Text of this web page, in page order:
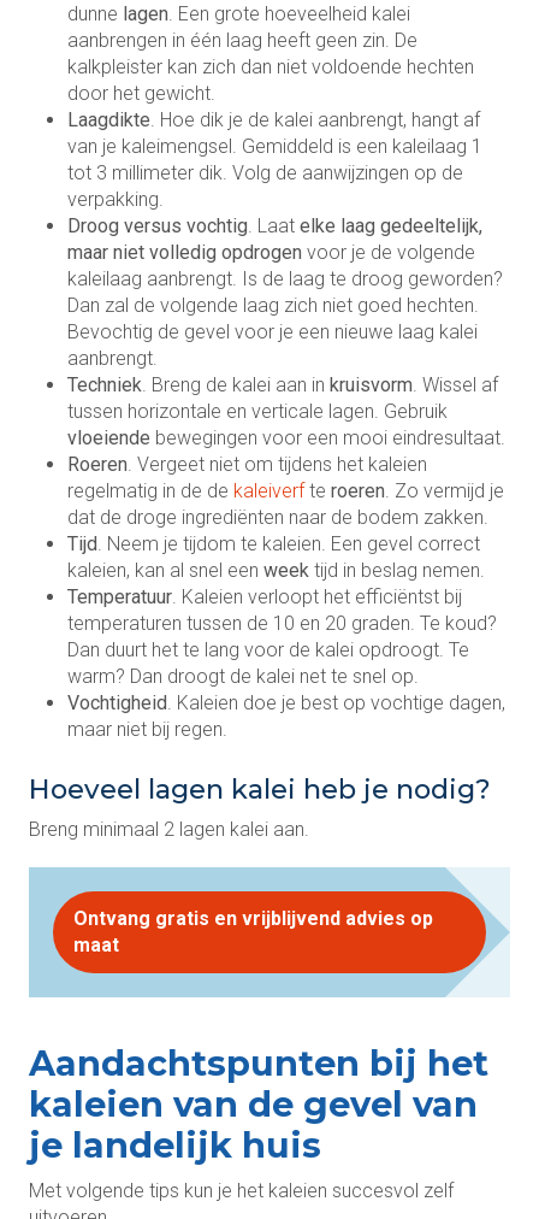
dunne lagen . Een grote hoeveelheid kalei
aanbrengen in één laag heeft geen zin. De
kalkpleister kan zich dan niet voldoende hechten
door het gewicht.
Laagdikte . Hoe dik je de kalei aanbrengt, hangt af
van je kaleimengsel. Gemiddeld is een kaleilaag 1
tot 3 millimeter dik. Volg de aanwijzingen op de
verpakking.
Droog versus vochtig . Laat elke laag gedeeltelijk,
maar niet volledig opdrogen voor je de volgende
kaleilaag aanbrengt. Is de laag te droog geworden?
Dan zal de volgende laag zich niet goed hechten.
Bevochtig de gevel voor je een nieuwe laag kalei
aanbrengt.
Techniek . Breng de kalei aan in kruisvorm . Wissel af
tussen horizontale en verticale lagen. Gebruik
vloeiende bewegingen voor een mooi eindresultaat.
Roeren . Vergeet niet om tijdens het kaleien
regelmatig in de de kaleiverfte roeren . Zo vermijd je
dat de droge ingrediënten naar de bodem zakken.
Tijd . Neem je tijdom te kaleien. Een gevel correct
kaleien, kan al snel een week tijd in beslag nemen.
Temperatuur . Kaleien verloopt het efficiëntst bij
temperaturen tussen de 10 en 20 graden. Te koud?
Dan duurt het te lang voor de kalei opdroogt. Te
warm? Dan droogt de kalei net te snel op.
Vochtigheid . Kaleien doe je best op vochtige dagen,
maar niet bij regen.
Hoeveel lagen kalei heb je nodig?
Breng minimaal 2 lagen kalei aan.
Ontvang gratis en vrijblijvend advies op
maat
Aandachtspunten bij het
kaleien van de gevel van
je landelijk huis
Met volgende tips kun je het kaleien succesvol zelf